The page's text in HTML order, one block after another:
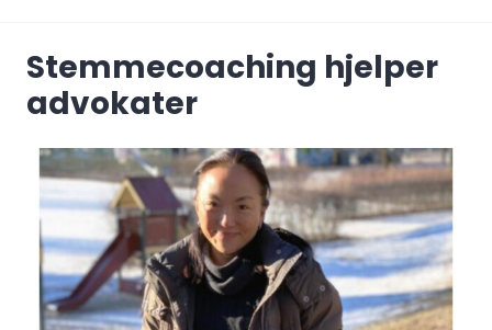
Stemmecoaching hjelper
advokater